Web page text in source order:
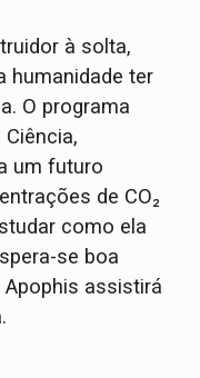
à solta,
humanidade ter
O programa
um futuro
de CO₂
como ela
se boa
assistirá